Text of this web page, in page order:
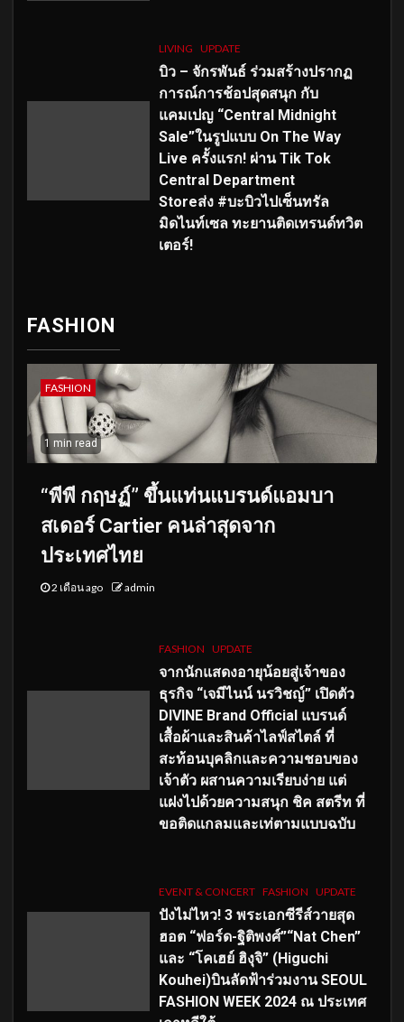
LIVING UPDATE
บิว – จักรพันธ์ ร่วมสร้างปรากฏ
การณ์การช้อปสุดสนุก กับ
แคมเปญ “Central Midnight
Sale”ในรูปแบบ On The Way
Live ครั้งแรก! ผ่าน Tik Tok
Central Department
Storeส่ง #บะบิวไปเซ็นทรัล
มิดไนท์เซล ทะยานติดเทรนด์ทวิต
เตอร์!
FASHION
FASHION
1 min read
“พีพี กฤษฏ์” ขึ้นแท่นแบรนด์แอมบา
สเดอร์ Cartier คนล่าสุดจาก
ประเทศไทย
2 เดือน ago admin
FASHION UPDATE
จากนักแสดงอายุน้อยสู่เจ้าของ
ธุรกิจ “เจมีไนน์ นรวิชญ์” เปิดตัว
DIVINE Brand Official แบรนด์
เสื้อผ้าและสินค้าไลฟ์สไตล์ ที่
สะท้อนบุคลิกและความชอบของ
เจ้าตัว ผสานความเรียบง่าย แต่
แฝงไปด้วยความสนุก ชิค สตรีท ที่
ขอติดแกลมและเท่ตามแบบฉบับ
EVENT & CONCERT FASHION UPDATE
ปังไม่ไหว! 3 พระเอกซีรีส์วายสุด
ฮอต “ฟอร์ด-ฐิติพงศ์”“Nat Chen”
และ “โคเฮย์ ฮิงุจิ” (Higuchi
Kouhei)บินลัดฟ้าร่วมงาน SEOUL
FASHION WEEK 2024 ณ ประเทศ